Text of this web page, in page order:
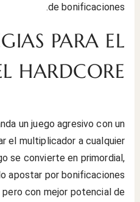
de bonificaciones.
PARA EL
HARDCORE
un juego agresivo con un
el multiplicador a cualquier
se convierte en primordial,
apostar por bonificaciones
pero con mejor potencial de